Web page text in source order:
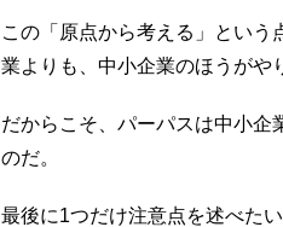
この「原点から考える」という
業よりも、中小企業のほうがや
だからこそ、パーパスは中小企
のだ。
最後に1つだけ注意点を述べた